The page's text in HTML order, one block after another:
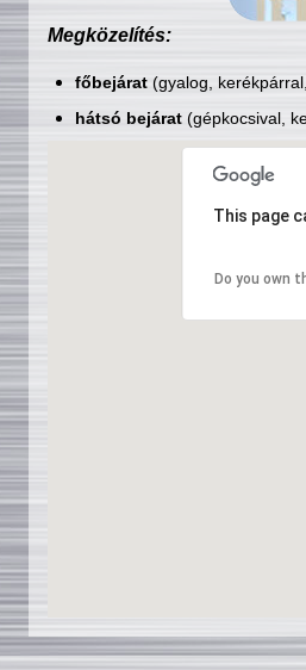
Megközelítés:
főbejárat(gyalog,
hátsó bejárat(gépkocsival,
This page
Do you own